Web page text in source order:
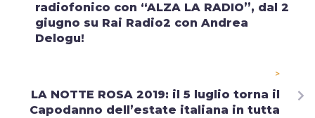
radiofonico con “ALZA LA RADIO”, dal 2
giugno su Rai Radio2 con Andrea
Delogu!
>
LA NOTTE ROSA 2019: il 5 luglio torna il
Capodanno dell’estate italiana in tutta